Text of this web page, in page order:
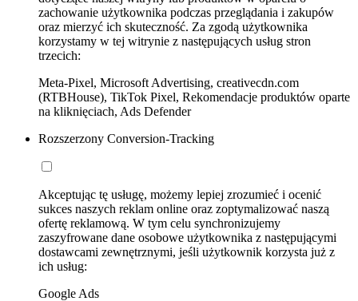
zachowanie użytkownika podczas przeglądania i zakupów
oraz mierzyć ich skuteczność. Za zgodą użytkownika
korzystamy w tej witrynie z następujących usług stron
trzecich:
Meta-Pixel, Microsoft Advertising, creativecdn.com
(RTBHouse), TikTok Pixel, Rekomendacje produktów oparte
na kliknięciach, Ads Defender
Rozszerzony Conversion-Tracking
Akceptując tę usługę, możemy lepiej zrozumieć i ocenić
sukces naszych reklam online oraz zoptymalizować naszą
ofertę reklamową. W tym celu synchronizujemy
zaszyfrowane dane osobowe użytkownika z następującymi
dostawcami zewnętrznymi, jeśli użytkownik korzysta już z
ich usług:
Google Ads